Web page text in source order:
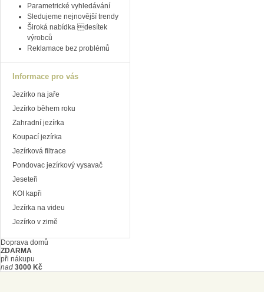
Parametrické vyhledávání
Sledujeme nejnovější trendy
Široká nabídka desítek
výrobců
Reklamace bez problémů
Informace pro vás
Jezírko na jaře
Jezírko během roku
Zahradní jezírka
Koupací jezírka
Jezírková filtrace
Pondovac jezírkový vysavač
Jeseteři
KOI kapři
Jezírka na videu
Jezírko v zimě
Doprava domů
ZDARMA
při nákupu
nad 3000 Kč